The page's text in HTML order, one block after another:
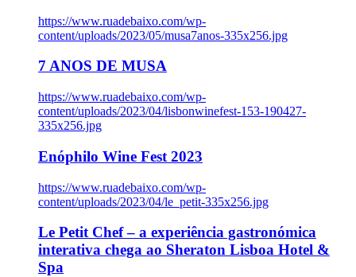
https://www.ruadebaixo.com/wp-
content/uploads/2023/05/musa7anos-335x256.jpg
7 ANOS DE MUSA
https://www.ruadebaixo.com/wp-
content/uploads/2023/04/lisbonwinefest-153-190427-
335x256.jpg
Enóphilo Wine Fest 2023
https://www.ruadebaixo.com/wp-
content/uploads/2023/04/le_petit-335x256.jpg
Le Petit Chef – a experiência gastronómica
interativa chega ao Sheraton Lisboa Hotel &
Spa